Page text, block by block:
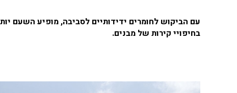
עם הביקוש לחומרים ידידותיים לסביבה, מופיע השעם יותר
בחיפויי קירות של מבנים.